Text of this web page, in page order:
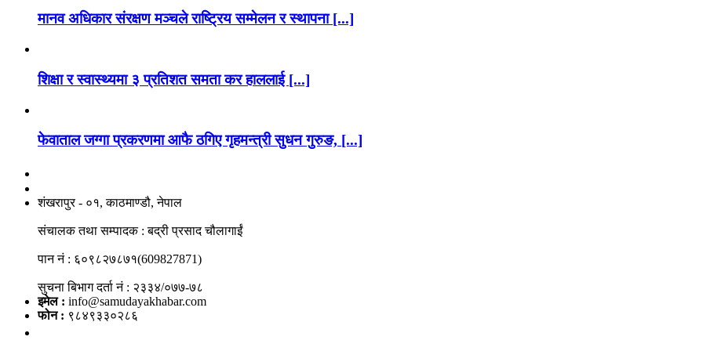
मानव अधिकार संरक्षण मञ्चले राष्ट्रिय सम्मेलन र स्थापना [...]
शिक्षा र स्वास्थ्यमा ३ प्रतिशत समता कर हाललाई [...]
फेवाताल जग्गा प्रकरणमा आफै ठगिए गृहमन्त्री सुधन गुरुङ, [...]
शंखरापुर - ०१, काठमाण्डौ, नेपाल
संचालक तथा सम्पादक : बद्री प्रसाद चौलागाईं
पान नं : ६०९८२७८७१(609827871)
सुचना बिभाग दर्ता नं : २३३४/०७७-७८
इमेल : info@samudayakhabar.com
फोन : ९८४९३३०२८६